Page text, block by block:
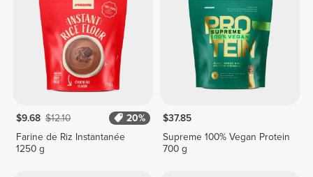
$9.68 $12.10
20%
Farine de Riz Instantanée
1250 g
$37.85
Supreme 100% Vegan Protein
700 g